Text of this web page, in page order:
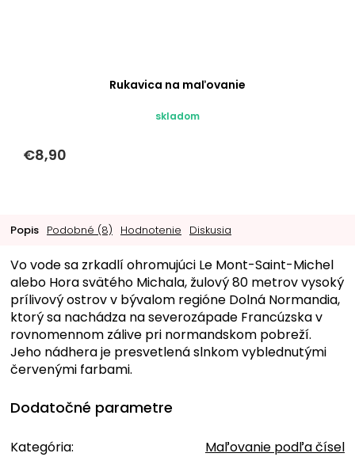
Rukavica na maľovanie
skladom
€8,90
Popis Podobné (8) Hodnotenie Diskusia
Vo vode sa zrkadlí ohromujúci Le Mont-Saint-Michel
alebo Hora svätého Michala, žulový 80 metrov vysoký
prílivový ostrov v bývalom regióne Dolná Normandia,
ktorý sa nachádza na severozápade Francúzska v
rovnomennom zálive pri normandskom pobreží.
Jeho nádhera je presvetlená slnkom vyblednutými
červenými farbami.
Dodatočné parametre
Kategória: Maľovanie podľa čísel